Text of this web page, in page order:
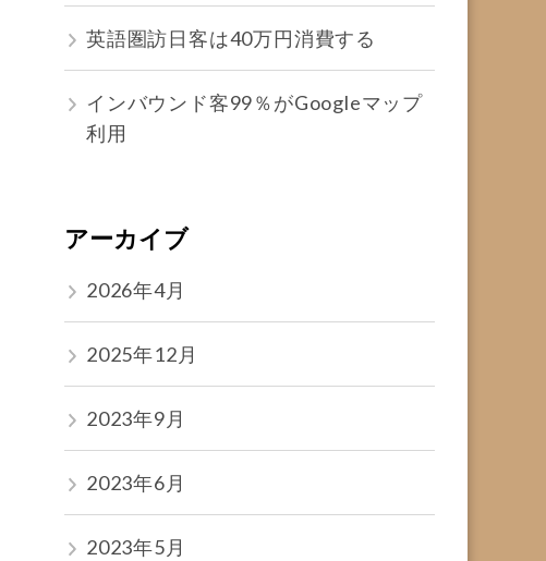
英語圏訪日客は40万円消費する
インバウンド客99％がGoogleマップ
利用
アーカイブ
2026年4月
2025年12月
2023年9月
2023年6月
2023年5月